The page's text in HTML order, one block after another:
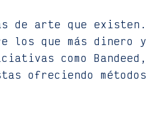
de arte que existen.
los que más dinero
como
ofreciendo